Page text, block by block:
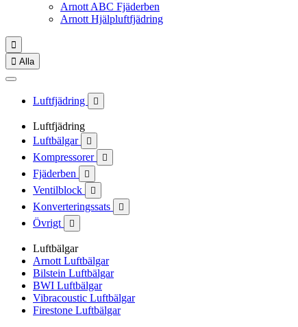
Arnott ABC Fjäderben
Arnott Hjälpluftfjädring

 Alla
Luftfjädring 
Luftfjädring
Luftbälgar

Kompressorer 
Fjäderben 
Ventilblock 
Konverteringssats 
Övrigt 
Luftbälgar
Arnott Luftbälgar
Bilstein Luftbälgar
BWI Luftbälgar
Vibracoustic Luftbälgar
Firestone Luftbälgar